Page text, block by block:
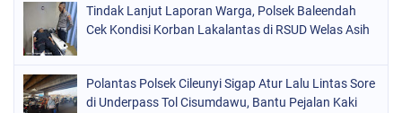
Tindak Lanjut Laporan Warga, Polsek Baleendah
Cek Kondisi Korban Lakalantas di RSUD Welas Asih
Polantas Polsek Cileunyi Sigap Atur Lalu Lintas Sore
di Underpass Tol Cisumdawu, Bantu Pejalan Kaki